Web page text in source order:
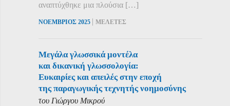
αναπτύχθηκε μια πλούσια […]
ΝΟΕΜΒΡΙΟΣ 2025 | ΜΕΛΕΤΕΣ
Μεγάλα γλωσσικά μοντέλα
και δικανική γλωσσολογία:
Ευκαιρίες και απειλές στην εποχή
της παραγωγικής τεχνητής νοημοσύνης
του Γιώργου Μικρού